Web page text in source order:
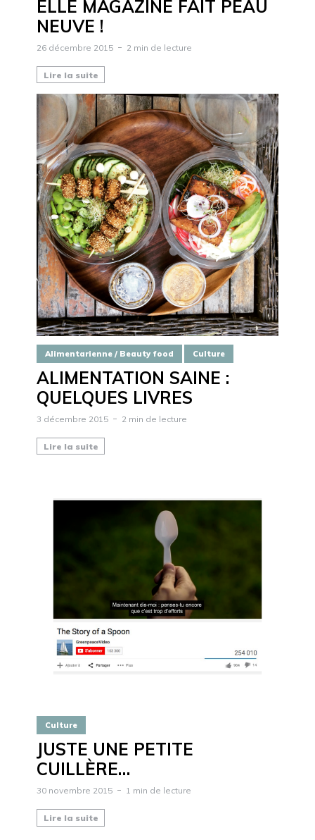
ELLE MAGAZINE FAIT PEAU
NEUVE !
26 décembre 2015 2 min de lecture
Lire la suite
Alimentarienne / Beauty food Culture
ALIMENTATION SAINE :
QUELQUES LIVRES
3 décembre 2015 2 min de lecture
Lire la suite
Culture
JUSTE UNE PETITE
CUILLÈRE…
30 novembre 2015 1 min de lecture
Lire la suite